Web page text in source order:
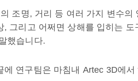
조명, 거리 등 여러 가지 변수의
그리고 어쩌면 상해를 입히는 도
했습니다.
연구팀은 마침내 Artec 3D에서